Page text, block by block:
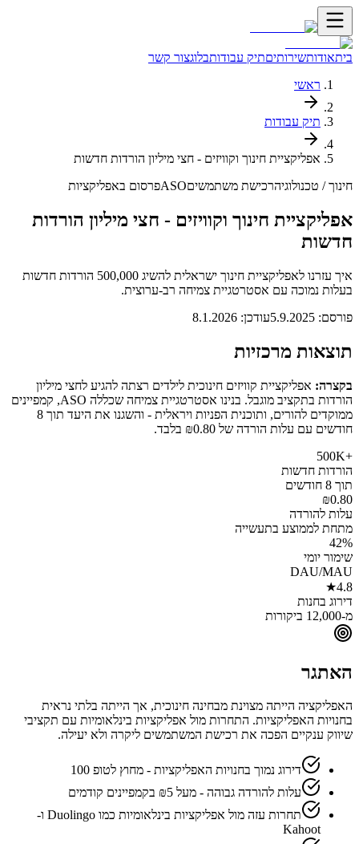
ביתאודותשירותיםתיק עבודותבלוגצור קשר
ראשי
תיק עבודות
אפליקציית חינוך וקוויזים - חצי מיליון הורדות חדשות
חינוך / טכנולוגיהרכישת משתמשיםASOפרסום באפליקציות
אפליקציית חינוך וקוויזים - חצי מיליון הורדות
חדשות
איך עזרנו לאפליקציית חינוך ישראלית להשיג 500,000 הורדות חדשות
בעלות נמוכה עם אסטרטגיית צמיחה רב-ערוצית.
פורסם: 5.9.2025עודכן: 8.1.2026
תוצאות מרכזיות
בקצרה: אפליקציית קוויזים חינוכית לילדים רצתה להגיע לחצי מיליון
הורדות בתקציב מוגבל. בנינו אסטרטגיית צמיחה שכללה ASO, קמפיינים
ממוקדים להורים, ותוכנית הפניות ויראלית - והשגנו את היעד תוך 8
חודשים עם עלות הורדה של ₪0.80 בלבד.
+500K
הורדות חדשות
תוך 8 חודשים
₪0.80
עלות להורדה
מתחת לממוצע בתעשייה
42%
שימור יומי
DAU/MAU
4.8★
דירוג בחנות
מ-12,000 ביקורות
האתגר
האפליקציה הייתה מצוינת מבחינה חינוכית, אך הייתה בלתי נראית
בחנויות האפליקציות. התחרות מול אפליקציות בינלאומיות עם תקציבי
שיווק ענקיים הפכה את רכישת המשתמשים ליקרה ולא יעילה.
דירוג נמוך בחנויות האפליקציות - מחוץ לטופ 100
עלות להורדה גבוהה - מעל ₪5 בקמפיינים קודמים
תחרות עזה מול אפליקציות בינלאומיות כמו Duolingo ו-
Kahoot